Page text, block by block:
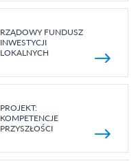
RZĄDOWY FUNDUSZ
INWESTYCJI
LOKALNYCH
PROJEKT:
KOMPETENCJE
PRZYSZŁOŚCI